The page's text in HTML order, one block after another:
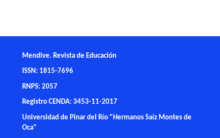
Mendive. Revista de Educación
ISSN: 1815-7696
RNPS: 2057
Registro CENDA: 3453-11-2017
Universidad de Pinar del Río "Hermanos Saíz Montes de
Oca"